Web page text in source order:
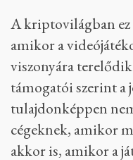
A kriptovilágban ez
amikor a
viszonyára
támogatói szerint
tulajdonképpen
cégeknek, amikor
akkor is, amikor a